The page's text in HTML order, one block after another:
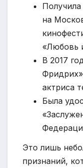
на
«Любовь
В 2017
актриса
Была
Это лишь
признаний,